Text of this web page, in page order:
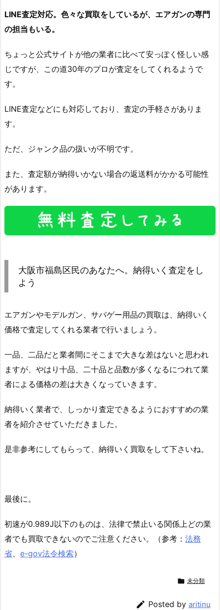
LINE査定対応。色々な買取をしているが、エアガンの専門
の担当もいる。
ちょっと公式サイトが他の業者に比べて安っぽく怪しい感
じですが、この道30年のプロが査定をしてくれるようで
す。
LINE査定などにも対応しており、査定の手軽さがありま
す。
ただ、ジャンク品の扱いが不明です。
また、査定額が納得いかない場合の返送料がかかる可能性
があります。
大阪市福島区民のあなたへ。納得いく査定をし
よう
エアガンやモデルガン、サバゲー用品の買取は、納得いく
価格で査定してくれる業者で行いましょう。
一品、二品だと業者間にそこまで大きな差はないと思われ
ますが、やはり十品、二十品と品数が多くなるにつれて業
者による価格の差は大きくなっていきます。
納得いく業者で、しっかり査定できるようにおすすめの業
者を紹介させていただきました。
是非参考にしてもらって、納得いく買取をして下さいね。
最後に。
初速が0.989J以下のものは、法律で禁止いる関係上どの業
者でも買取できないのでご注意ください。（参考： 法務
省、 e-gov法令検索）
 未分類
 Posted by aritinu